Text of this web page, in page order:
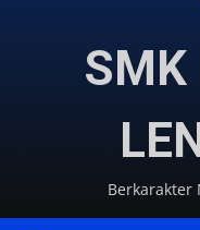
SMK
Berkarakter